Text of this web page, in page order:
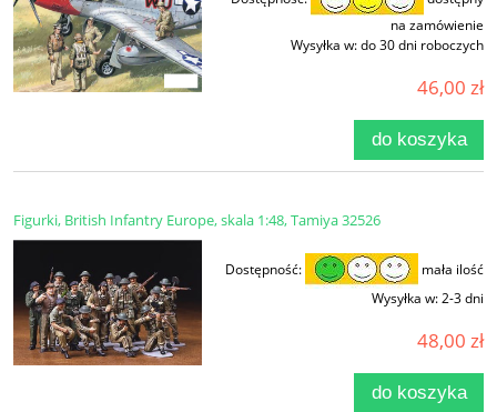
na zamówienie
Wysyłka w:do 30 dni roboczych
46,00 zł
do koszyka
Figurki, British Infantry Europe, skala 1:48, Tamiya 32526
Dostępność:
mała ilość
Wysyłka w:2-3 dni
48,00 zł
do koszyka